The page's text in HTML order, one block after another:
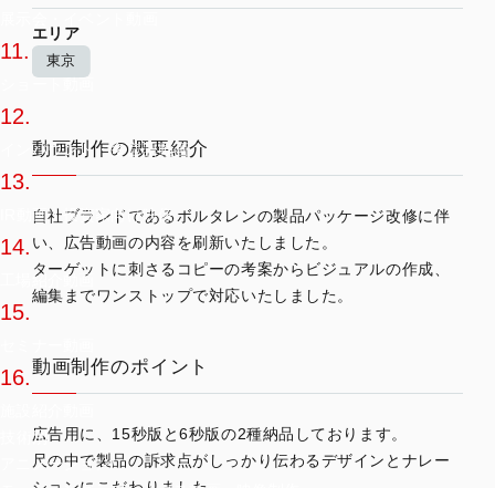
11.
12.
インバウンド・多言語動画
13.
IR動画・投資家向け映像
14.
工場紹介動画
15.
16.
技術別
アニメーション/
エリア
東京
動画制作の概要紹介
自社ブランドであるボルタレンの製品パッケージ改修に伴
い、広告動画の内容を刷新いたしました。
ターゲットに刺さるコピーの考案からビジュアルの作成、
編集までワンストップで対応いたしました。
動画制作のポイント
広告用に、15秒版と6秒版の2種納品しております。
尺の中で製品の訴求点がしっかり伝わるデザインとナレー